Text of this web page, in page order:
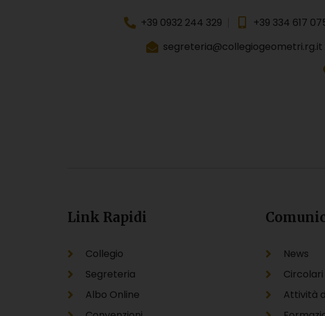
+39 0932 244 329 +39 334 617
segreteria@collegiogeometri.rg.it
Link Rapidi
Collegio
Segreteria
Albo Online
News
Circolari
Attività